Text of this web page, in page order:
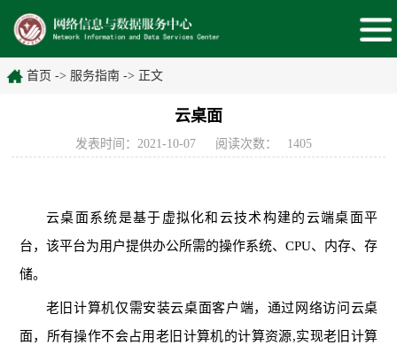
首页 -> 服务指南 -> 正文
云桌面
发表时间：2021-10-07 阅读次数： 1405
云桌面系统是基于虚拟化和云技术构建的云端桌面平
台，该平台为用户提供办公所需的操作系统、CPU、内存、存
储。
老旧计算机仅需安装云桌面客户端，通过网络访问云桌
面，所有操作不会占用老旧计算机的计算资源,实现老旧计算